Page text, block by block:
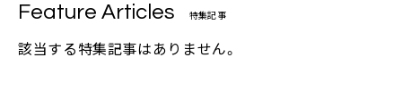
Feature Articles 特集記事
該当する特集記事はありません。